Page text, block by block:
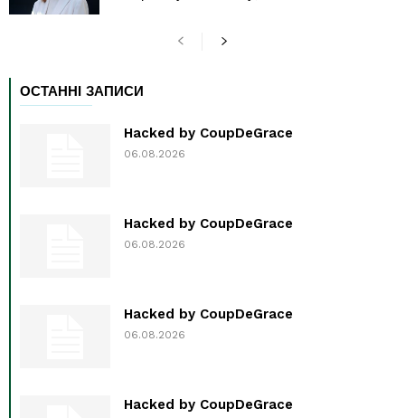
ОСТАННІ ЗАПИСИ
Hacked by CoupDeGrace
06.08.2026
Hacked by CoupDeGrace
06.08.2026
Hacked by CoupDeGrace
06.08.2026
Hacked by CoupDeGrace